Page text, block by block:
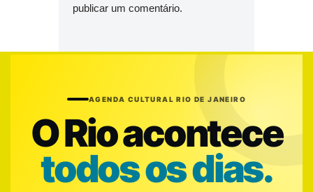
publicar um comentário.
AGENDA CULTURAL RIO DE JANEIRO
O Rio acontece
todos os dias.